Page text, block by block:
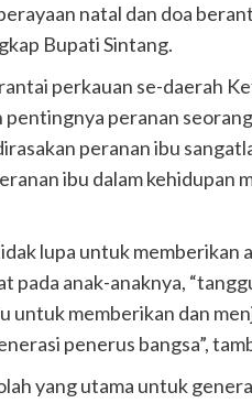
natal dan doa
Bupati Sintang.
perkauan se-daerah
peranan
peranan ibu
ibu dalam kehidupan
lupa untuk memberikan
pada anak-anaknya,
untuk memberikan dan
penerus bangsa”,
yang utama untuk